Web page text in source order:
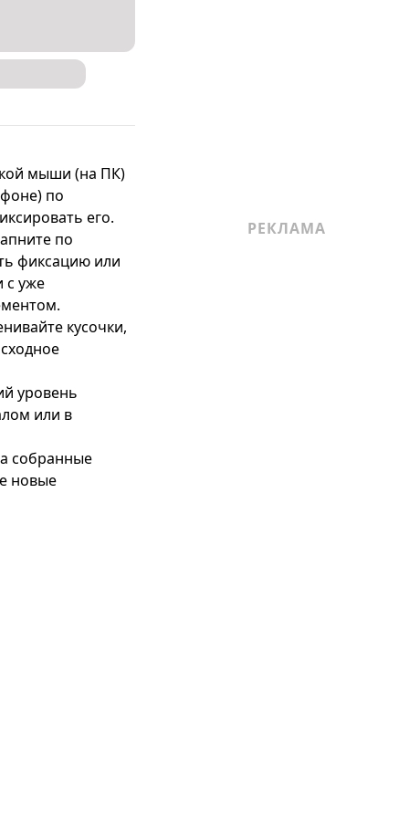
мыши (на ПК)
по
его.
по
фиксацию или
с уже
кусочки,
уровень
или в
собранные
новые